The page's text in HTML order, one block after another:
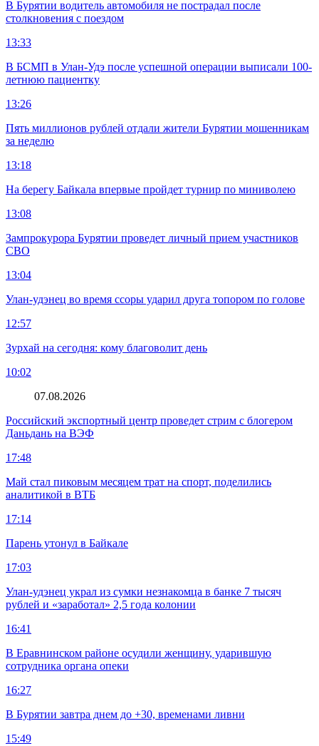
В Бурятии водитель автомобиля не пострадал после
столкновения с поездом
13:33
В БСМП в Улан-Удэ после успешной операции выписали 100-
летнюю пациентку
13:26
Пять миллионов рублей отдали жители Бурятии мошенникам
за неделю
13:18
На берегу Байкала впервые пройдет турнир по миниволею
13:08
Зампрокурора Бурятии проведет личный прием участников
СВО
13:04
Улан-удэнец во время ссоры ударил друга топором по голове
12:57
Зурхай на сегодня: кому благоволит день
10:02
07.08.2026
Российский экспортный центр проведет стрим с блогером
Даньдань на ВЭФ
17:48
Май стал пиковым месяцем трат на спорт, поделились
аналитикой в ВТБ
17:14
Парень утонул в Байкале
17:03
Улан-удэнец украл из сумки незнакомца в банке 7 тысяч
рублей и «заработал» 2,5 года колонии
16:41
В Еравнинском районе осудили женщину, ударившую
сотрудника органа опеки
16:27
В Бурятии завтра днем до +30, временами ливни
15:49